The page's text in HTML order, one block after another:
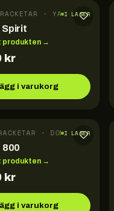
· YASAKAI LAGER
Spirit
produkten →
kr
i varukorg
· DONICI LAGER
800
produkten →
kr
i varukorg